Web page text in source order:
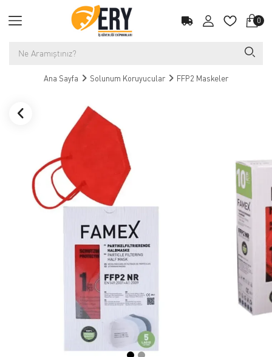
0
Ana Sayfa Solunum Koruyucular FFP2 Maskeler